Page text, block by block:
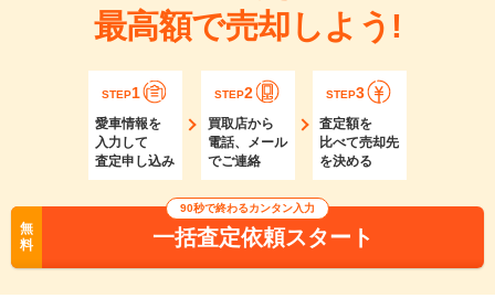
最高額で売却しよう!
STEP1
愛車情報を
入力して
査定申し込み
STEP2
買取店から
電話、メール
でご連絡
STEP3
査定額を
比べて売却先
を決める
無
料
90秒で終わるカンタン入力
一括査定依頼スタート